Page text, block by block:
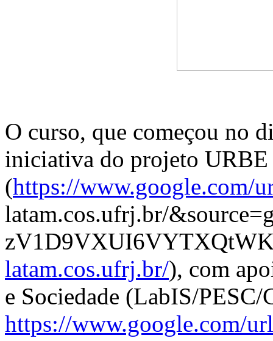
O curso, que começou no
iniciativa do projeto
(https://www.google.com/
latam.cos.ufrj.br/
latam.cos.ufrj.br/), com
e Sociedade (LabIS/PESC/
https://www.google.com/